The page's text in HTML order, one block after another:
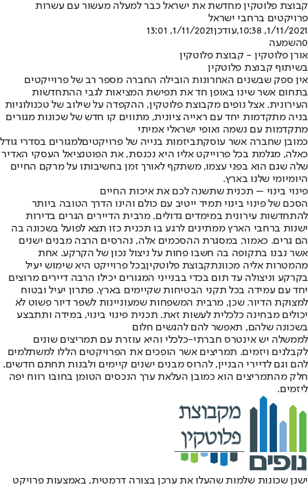
קבוצת פלוטקין מחדשת את ישראל כבר למעלה מעשור עם עשרות
פרויקטים ברחבי ישראל
1/11/2021, 10:38
,עודכן1/11/2021, 13:01
0השמעה
אורן פלוטקין - קבוצת פלוטקין
בשיתוף קבוצת פלוטקין
אין ספק שבשנים האחרונות הובילה החברה מספר רב של פרוייקטים
בתחום אשר שינו באופן חד את תפישת המציאות לגבי ההתחדשות
העירונית. אצל נופים מקבוצת פלוטקין, ההקפדה על שילוב של טכנולוגיות
בניה מתקדמות יחד עם ראייה ציונית, מתווים קו חדש של שכונות מגורים
מתקדמות עם נשמה ואופי ישראלי אמיתי
כמובן שחברה אשר עוסקתביזמות בנייה של פרויקטיםלמגורים בסדרי גודל
כאלה, מגלמת בכל פרוייקט אליו היא נכנסת, את הפוטנציאל העסקי האדיר
שלה שגם הוא בפני עצמו, משתקף לאורך זמן בחשיבותו על מרקם החיים
היומיומי שלנו בארץ.
פינוי בינוי – תכנית שתשנה לכם את איכות החיים
הסכם של פינוי בינוי תמיד ייטיב עם כולם והינו הדרך הטובה ביותר
להתחדשות עירונית במימדים גדולים. מרבית הדיירים הגרים בדירות
ישנות ברחבי הארץ ממתינים לרגע בו תכנית כזו תצא לפועל בשכונה בה
הם גרים. כאמור, במסגרת ההסכמים אלה, נהרסים הרבה מבנים ישנים
אשר נבנו בתקופה בה חשבו פחות על ניצול נכון של הקרקע. אחת
מהמטרות אליה מכוונתקבוצת פלוטקיןבכל פרוייקט היא שימוש יעיל
בקרקע וניצולה עד תום בכדי בבנייני המגורים יכילו הרבה דיירים מרוצים
יחד עם עמידה בכל תקני הבטיחות שקיימים בארץ. פתרון יעיל ובטוח
למצוקת הדיור. שכן, מרבית המשפחות שמעוניינות לשפר דיור פשוט לא
יכולים מבחינה כלכלית לעשות זאת. תכנית פינוי בינוי, במידה ותתבצע
בשכונה שלהם, תאפשר להם להגשים חלום
לממשלה יש אינטרס חברתי-כלכלי והיא עוזרת עם תמריצים שונים
לקבלנים ויזמים. תמריצים אשר הופכים את הפרויקטים הללו למשתלמים
להם וגם לדיירי הבניין, להרוס מבנים ישנים קיימים ולבנות תחתם חדשים.
חלק מהתמריצים הוא כמובן העלאת ערך הנכסים הטומן בחובו רווח יפה
ליזמים.
ישנן שכונות שלמות שהעלו את ערכן בצורה דרמטית, באמצעות פרויקט